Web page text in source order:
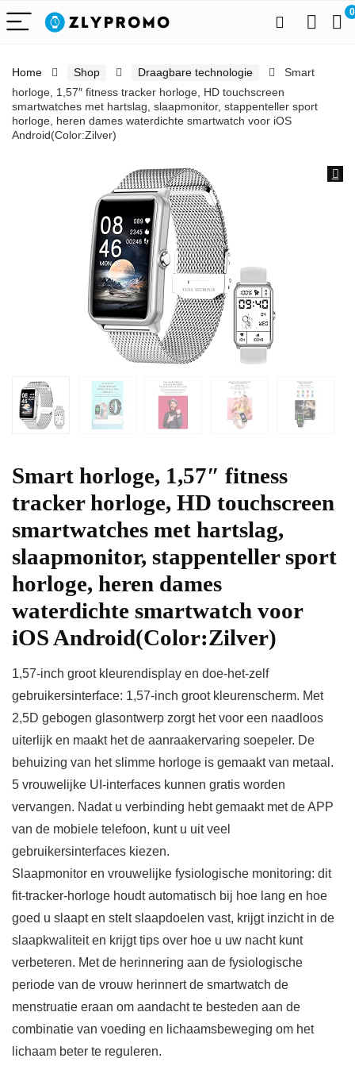
0
Home Shop Draagbare technologie
Smart
horloge, 1,57″ fitness tracker horloge, HD touchscreen
smartwatches met hartslag, slaapmonitor, stappenteller sport
horloge, heren dames waterdichte smartwatch voor iOS
Android(Color:Zilver)
Smart horloge, 1,57″ fitness
tracker horloge, HD touchscreen
smartwatches met hartslag,
slaapmonitor, stappenteller sport
horloge, heren dames
waterdichte smartwatch voor
iOS Android(Color:Zilver)
1,57-inch groot kleurendisplay en doe-het-zelf
gebruikersinterface: 1,57-inch groot kleurenscherm. Met
2,5D gebogen glasontwerp zorgt het voor een naadloos
uiterlijk en maakt het de aanraakervaring soepeler. De
behuizing van het slimme horloge is gemaakt van metaal.
5 vrouwelijke UI-interfaces kunnen gratis worden
vervangen. Nadat u verbinding hebt gemaakt met de APP
van de mobiele telefoon, kunt u uit veel
gebruikersinterfaces kiezen.
Slaapmonitor en vrouwelijke fysiologische monitoring: dit
fit-tracker-horloge houdt automatisch bij hoe lang en hoe
goed u slaapt en stelt slaapdoelen vast, krijgt inzicht in de
slaapkwaliteit en krijgt tips over hoe u uw nacht kunt
verbeteren. Met de herinnering aan de fysiologische
periode van de vrouw herinnert de smartwatch de
menstruatie eraan om aandacht te besteden aan de
combinatie van voeding en lichaamsbeweging om het
lichaam beter te reguleren.